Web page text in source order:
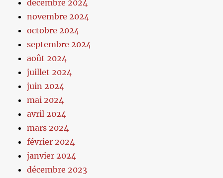
décembre 2024
novembre 2024
octobre 2024
septembre 2024
août 2024
juillet 2024
juin 2024
mai 2024
avril 2024
mars 2024
février 2024
janvier 2024
décembre 2023